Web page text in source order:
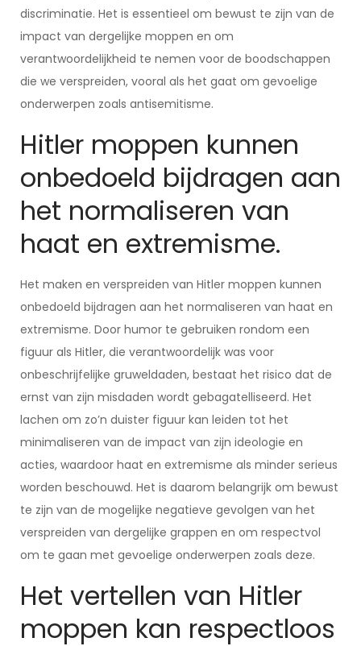
discriminatie. Het is essentieel om bewust te zijn van de
impact van dergelijke moppen en om
verantwoordelijkheid te nemen voor de boodschappen
die we verspreiden, vooral als het gaat om gevoelige
onderwerpen zoals antisemitisme.
Hitler moppen kunnen
onbedoeld bijdragen aan
het normaliseren van
haat en extremisme.
Het maken en verspreiden van Hitler moppen kunnen
onbedoeld bijdragen aan het normaliseren van haat en
extremisme. Door humor te gebruiken rondom een
figuur als Hitler, die verantwoordelijk was voor
onbeschrijfelijke gruweldaden, bestaat het risico dat de
ernst van zijn misdaden wordt gebagatelliseerd. Het
lachen om zo’n duister figuur kan leiden tot het
minimaliseren van de impact van zijn ideologie en
acties, waardoor haat en extremisme als minder serieus
worden beschouwd. Het is daarom belangrijk om bewust
te zijn van de mogelijke negatieve gevolgen van het
verspreiden van dergelijke grappen en om respectvol
om te gaan met gevoelige onderwerpen zoals deze.
Het vertellen van Hitler
moppen kan respectloos